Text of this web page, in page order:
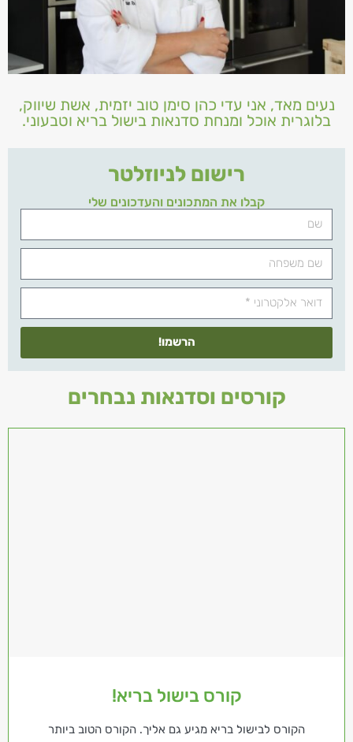
נעים מאד, אני עדי כהן סימן טוב יזמית, אשת שיווק,
בלוגרית אוכל ומנחת סדנאות בישול בריא וטבעוני.
רישום לניוזלטר
קבלו את המתכונים והעדכונים שלי
הרשמו!
קורסים וסדנאות נבחרים
קורס בישול בריא!
הקורס לבישול בריא מגיע גם אליך. הקורס הטוב ביותר